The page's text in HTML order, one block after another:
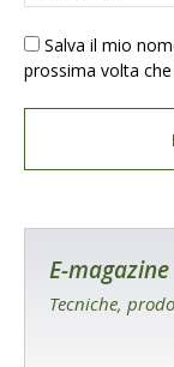
Salva il mio
prossima volta
E-magazine
Tecniche,